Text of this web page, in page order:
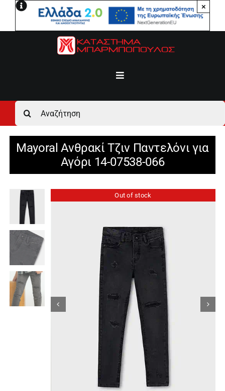
Μετάβαση
×
Toggle
Αρχική
Ανδρικά
Αγόρι
Κορίτσι
Εσώρουχα
Είδη Παρέλασης
Αναζήτηση
για:
Mayoral Ανθρακί Τζιν Παντελόνι για
Αγόρι 14-07538-066
Out of stock